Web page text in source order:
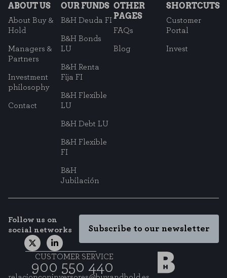
ABOUT US
About Buy &
Hold
Managers &
Partners
Investment
philosophy
Contact
OUR FUNDS
B&H Deuda FI
B&H Bonds
LU
B&H Renta
Fija FI
B&H Flexible
LU
B&H Debt LU
B&H Flexible
FI
B&H
Jubilación
OTHER
PAGES
FAQs
Blog
SHORTCUTS
Customer
Portal
Invest
Follow us on
social networks
Subscribe to our newsletter
CUSTOMER SERVICE
900 550 440